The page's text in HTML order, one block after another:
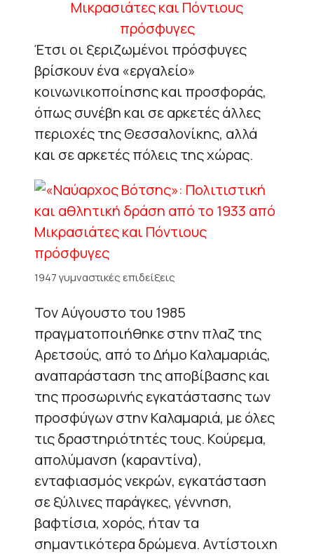
Έτσι οι ξεριζωμένοι πρόσφυγες
βρίσκουν ένα «εργαλείο»
κοινωνικοποίησης και προσφοράς,
όπως συνέβη και σε αρκετές άλλες
περιοχές της Θεσσαλονίκης, αλλά
και σε αρκετές πόλεις της χώρας.
1947 γυμναστικές επιδείξεις
Τον Αύγουστο του 1985
πραγματοποιήθηκε στην πλαζ της
Αρετσούς, από το Δήμο Καλαμαριάς,
αναπαράσταση της αποβίβασης και
της προσωρινής εγκατάστασης των
προσφύγων στην Καλαμαριά, με όλες
τις δραστηριότητές τους. Κούρεμα,
απολύμανση (καραντίνα),
ενταφιασμός νεκρών, εγκατάσταση
σε ξύλινες παράγκες, γέννηση,
βαφτίσια, χορός, ήταν τα
σημαντικότερα δρώμενα. Αντίστοιχη